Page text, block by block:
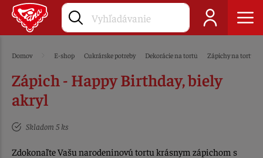
Domov E-shop Cukrárske potreby Dekorácie na tortu Zápichy na tortu
Zápich - Happy Birthday, biely
akryl
Skladom 5 ks
Zdokonaľte Vašu narodeninovú tortu krásnym zápichom s